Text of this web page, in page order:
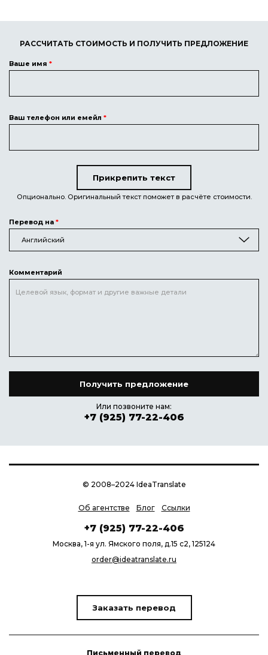
РАССЧИТАТЬ СТОИМОСТЬ И ПОЛУЧИТЬ ПРЕДЛОЖЕНИЕ
Ваше имя *
Ваш телефон или емейл *
Прикрепить текст
Текст для перевода
Опционально. Оригинальный текст поможет в расчёте стоимости.
Перевод на *
Английский
Комментарий
Или позвоните нам:
+7 (925) 77-22-406
© 2008–2024 IdeaTranslate
Об агентстве Блог Ссылки
+7 (925) 77-22-406
Москва, 1-я ул. Ямского поля, д.15 с2, 125124
order@ideatranslate.ru
Заказать перевод
Письменный перевод